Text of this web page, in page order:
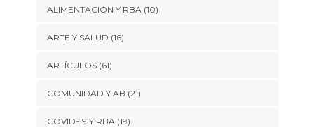
ALIMENTACIÓN Y RBA(10)
ARTE Y SALUD (16)
ARTÍCULOS(61)
COMUNIDAD Y AB (21)
COVID-19 Y RBA(19)